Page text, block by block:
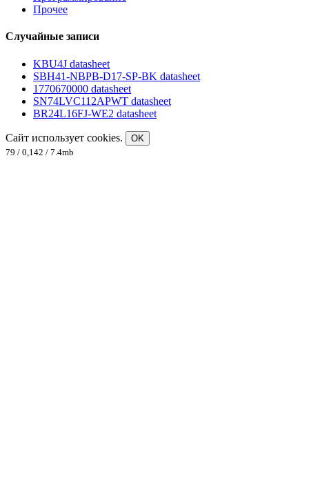
Прочее
Случайные записи
KBU4J datasheet
SBH41-NBPB-D17-SP-BK datasheet
1770670000 datasheet
SN74LVC112APWT datasheet
BR24L16FJ-WE2 datasheet
Сайт использует cookies.
OK
79 / 0,142 / 7.4mb